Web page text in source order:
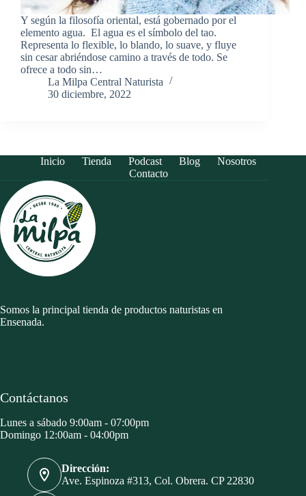
Y según la filosofía oriental, está gobernado por el
elemento agua. El agua es el símbolo del tao.
Representa lo flexible, lo blando, lo suave, y fluye
sin cesar abriéndose camino a través de todo. Se
ofrece a todo sin…
La Milpa Central Naturista
30 diciembre, 2022
Inicio Tienda Podcast Blog
Nosotros
Contacto
Somos la principal tienda de productos naturistas en
Ensenada.
Contáctanos
Lunes a sábado 9:00am - 07:00pm
Domingo 12:00am - 04:00pm
Dirección:
Ave. Espinoza #313, Col. Obrera. CP 22830